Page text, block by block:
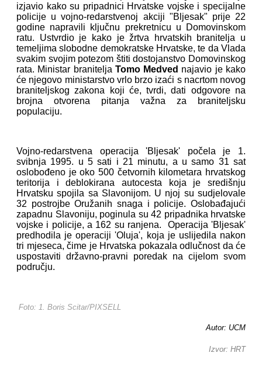
izjavio kako su pripadnici Hrvatske vojske i specijalne
policije u vojno-redarstvenoj akciji "Bljesak" prije 22
godine napravili ključnu prekretnicu u Domovinskom
ratu. Ustvrdio je kako je žrtva hrvatskih branitelja u
temeljima slobodne demokratske Hrvatske, te da Vlada
svakim svojim potezom štiti dostojanstvo Domovinskog
rata. Ministar branitelja Tomo Medved najavio je kako
će njegovo ministarstvo vrlo brzo izaći s nacrtom novog
braniteljskog zakona koji će, tvrdi, dati odgovore na
brojna otvorena pitanja važna za braniteljsku
populaciju.
Vojno-redarstvena operacija 'Bljesak' počela je 1.
svibnja 1995. u 5 sati i 21 minutu, a u samo 31 sat
oslobođeno je oko 500 četvornih kilometara hrvatskog
teritorija i deblokirana autocesta koja je središnju
Hrvatsku spojila sa Slavonijom. U njoj su sudjelovale
32 postrojbe Oružanih snaga i policije. Oslobađajući
zapadnu Slavoniju, poginula su 42 pripadnika hrvatske
vojske i policije, a 162 su ranjena. Operacija 'Bljesak'
predhodila je operaciji 'Oluja', koja je uslijedila nakon
tri mjeseca, čime je Hrvatska pokazala odlučnost da će
uspostaviti državno-pravni poredak na cijelom svom
području.
Foto: 1. Boris Scitar/PIXSELL
Autor: UCM
Izvor: HRT